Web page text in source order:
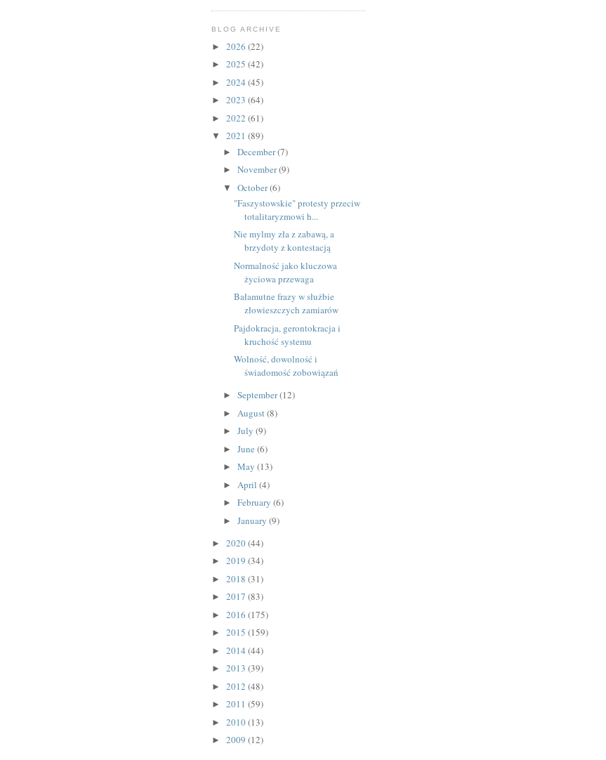
BLOG ARCHIVE
► 2026 (22)
► 2025 (42)
► 2024 (45)
► 2023 (64)
► 2022 (61)
▼ 2021 (89)
► December(7)
► November(9)
▼ October(6)
"Faszystowskie" protesty przeciw
totalitaryzmowi h...
Nie mylmy zła z zabawą, a
brzydoty z kontestacją
Normalność jako kluczowa
życiowa przewaga
Bałamutne frazy w służbie
złowieszczych zamiarów
Pajdokracja, gerontokracja i
kruchość systemu
Wolność, dowolność i
świadomość zobowiązań
► September(12)
► August(8)
► July (9)
► June (6)
► May (13)
► April (4)
► February (6)
► January (9)
► 2020(44)
► 2019 (34)
► 2018 (31)
► 2017 (83)
► 2016 (175)
► 2015 (159)
► 2014 (44)
► 2013 (39)
► 2012 (48)
► 2011 (59)
► 2010(13)
► 2009 (12)